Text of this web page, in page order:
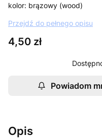
kolor: brązowy (wood)
Przejdź do pełnego opisu
Cena
4,50 zł
Powiadom
Opis